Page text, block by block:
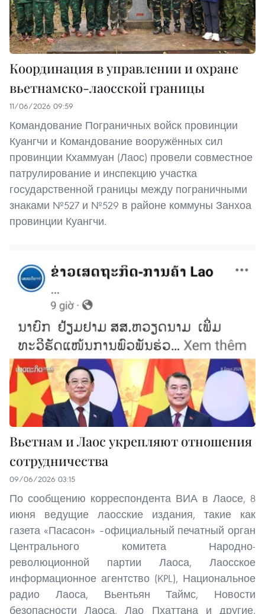
Координация в управлении и охране
вьетнамско-лаосской границы
11/06/2026 09:59
Командование Пограничных войск провинции
Куангчи и Командование вооружённых сил
провинции Кхаммуан (Лаос) провели совместное
патрулирование и инспекцию участка
государственной границы между пограничными
знаками №527 и №529 в районе коммуны Занхоа
провинции Куангчи.
Вьетнам и Лаос укрепляют отношения
сотрудничества
09/06/2026 03:15
По сообщению корреспондента ВИА в Лаосе, 8
июня ведущие лаосские издания, такие как
газета «Пасасон» –официальный печатный орган
Центрального комитета Народно-
революционной партии Лаоса, Лаосское
информационное агентство (KPL), Национальное
радио Лаоса, Вьентьян Таймс, Новости
безопасности Лаоса, Лао Пхаттана и другие,